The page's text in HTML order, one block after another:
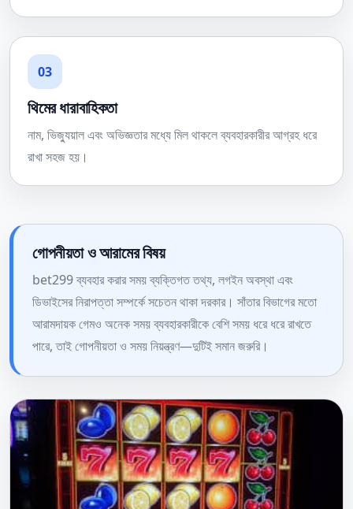
03
থিমের ধারাবাহিকতা
নাম, ভিজ্যুয়াল এবং অভিজ্ঞতার মধ্যে মিল থাকলে ব্যবহারকারীর আগ্রহ ধরে
রাখা সহজ হয়।
গোপনীয়তা ও আরামের বিষয়
bet299 ব্যবহার করার সময় ব্যক্তিগত তথ্য, লগইন অবস্থা এবং
ডিভাইসের নিরাপত্তা সম্পর্কে সচেতন থাকা দরকার। সাঁতার বিভাগের মতো
আরামদায়ক গেমও অনেক সময় ব্যবহারকারীকে বেশি সময় ধরে ধরে রাখতে
পারে, তাই গোপনীয়তা ও সময় নিয়ন্ত্রণ—দুটিই সমান জরুরি।